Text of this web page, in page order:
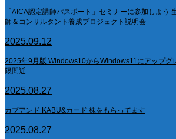
「AICA認定講師パスポート」セミナーに参加しよう
師＆コンサルタント養成プロジェクト説明会
2025.09.12
2025年9月版 Windows10からWindows11にアップグ
限間近
2025.08.27
カブアンド KABU&カード 株をもらってます
2025.08.27